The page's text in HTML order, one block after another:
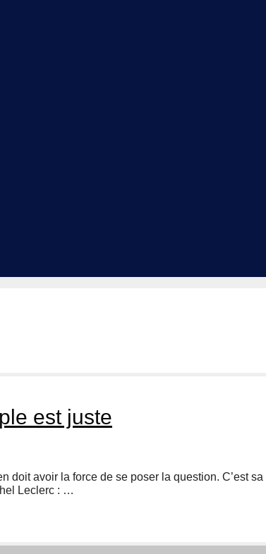
est juste
doit avoir la force de se poser la question. C’est sa
Leclerc : …